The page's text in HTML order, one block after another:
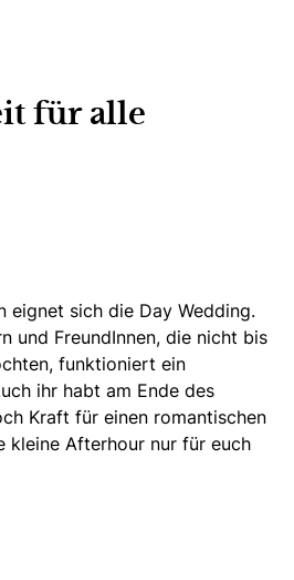
für alle
eignet sich die Day Wedding.
und FreundInnen, die nicht bis
funktioniert ein
ihr habt am Ende des
Kraft für einen romantischen
kleine Afterhour nur für euch